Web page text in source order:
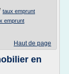
taux emprunt
emprunt
Haut de page
en